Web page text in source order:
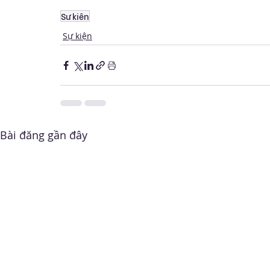
Sự kiện
Sự kiện
Bài đăng gần đây